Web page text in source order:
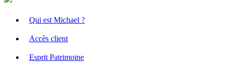
Qui est Michael ?
Accès client
Esprit Patrimoine